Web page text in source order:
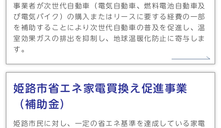
事業者が次世代自動車（電気自動車、燃料電池自動車及
び電気バイク）の購入またはリースに要する経費の一部
を補助することにより次世代自動車の普及を促進し、温
室効果ガスの排出を抑制し、地球温暖化防止に寄与しま
す。
姫路市省エネ家電買換え促進事業
（補助金）
姫路市民に対し、一定の省エネ基準を達成している家電